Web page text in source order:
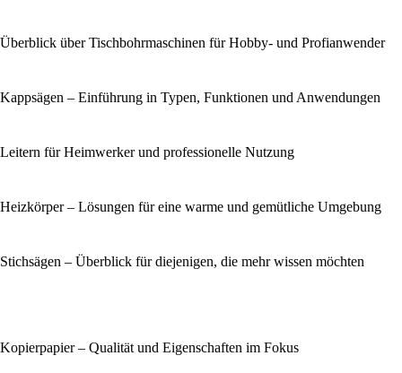
Überblick über Tischbohrmaschinen für Hobby- und Profianwender
Kappsägen – Einführung in Typen, Funktionen und Anwendungen
Leitern für Heimwerker und professionelle Nutzung
Heizkörper – Lösungen für eine warme und gemütliche Umgebung
Stichsägen – Überblick für diejenigen, die mehr wissen möchten
Kopierpapier – Qualität und Eigenschaften im Fokus